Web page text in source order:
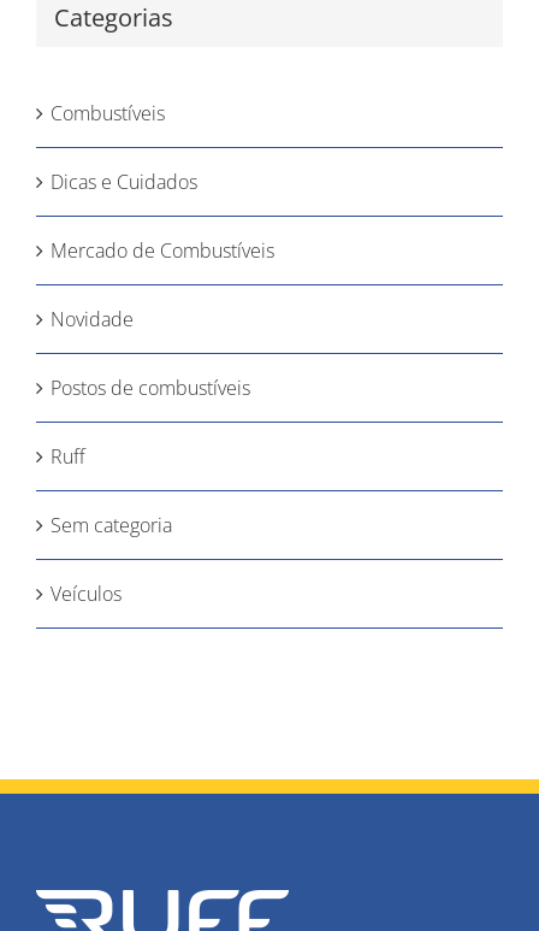
Categorias
Combustíveis
Dicas e Cuidados
Mercado de Combustíveis
Novidade
Postos de combustíveis
Ruff
Sem categoria
Veículos